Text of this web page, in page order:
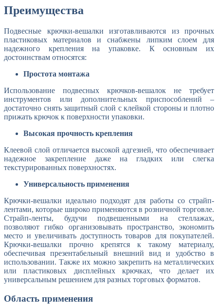
Преимущества
Подвесные крючки-вешалки изготавливаются из прочных
пластиковых материалов и снабжены липким слоем для
надежного крепления на упаковке. К основным их
достоинствам относятся:
Простота монтажа
Использование подвесных крючков-вешалок не требует
инструментов или дополнительных приспособлений –
достаточно снять защитный слой с клейкой стороны и плотно
прижать крючок к поверхности упаковки.
Высокая прочность крепления
Клеевой слой отличается высокой адгезией, что обеспечивает
надежное закрепление даже на гладких или слегка
текстурированных поверхностях.
Универсальность применения
Крючки-вешалки идеально подходят для работы со страйп-
лентами, которые широко применяются в розничной торговле.
Страйп-ленты, будучи подвешенными на стеллажах,
позволяют гибко организовывать пространство, экономить
место и увеличивать доступность товаров для покупателей.
Крючки-вешалки прочно крепятся к такому материалу,
обеспечивая презентабельный внешний вид и удобство в
использовании. Также их можно закрепить на металлических
или пластиковых дисплейных крючках, что делает их
универсальным решением для разных торговых форматов.
Область применения